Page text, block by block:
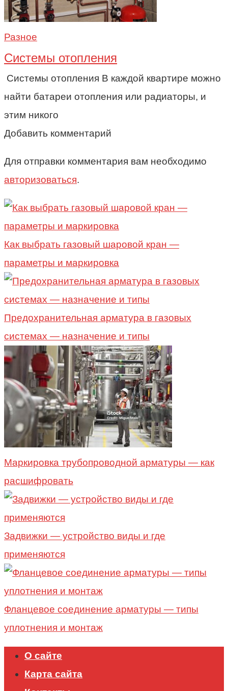
Разное
Системы отопления
Системы отопления В каждой квартире можно
найти батареи отопления или радиаторы, и
этим никого
Добавить комментарий
Для отправки комментария вам необходимо
авторизоваться.
Как выбрать газовый шаровой кран —
параметры и маркировка
Предохранительная арматура в газовых
системах — назначение и типы
Маркировка трубопроводной арматуры — как
расшифровать
Задвижки — устройство виды и где
применяются
Фланцевое соединение арматуры — типы
уплотнения и монтаж
О сайте
Карта сайта